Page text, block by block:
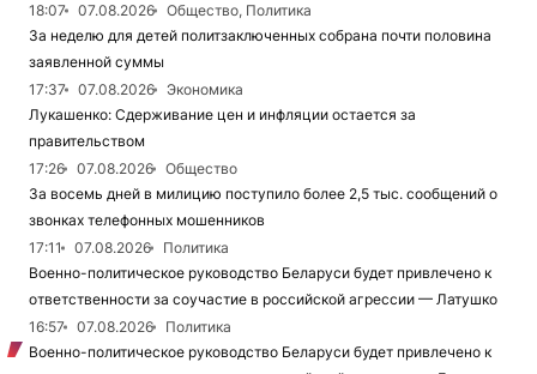
18:07
07.08.2026
Общество, Политика
За неделю для детей политзаключенных собрана почти половина
заявленной суммы
17:37
07.08.2026
Экономика
Лукашенко: Сдерживание цен и инфляции остается за
правительством
17:26
07.08.2026
Общество
За восемь дней в милицию поступило более 2,5 тыс. сообщений о
звонках телефонных мошенников
17:11
07.08.2026
Политика
Военно-политическое руководство Беларуси будет привлечено к
ответственности за соучастие в российской агрессии — Латушко
16:57
07.08.2026
Политика
Военно-политическое руководство Беларуси будет привлечено к